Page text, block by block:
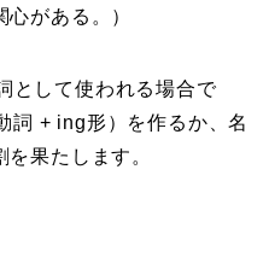
心がある。）
として使われる場合で
詞 + ing形）を作るか、名
果たします。